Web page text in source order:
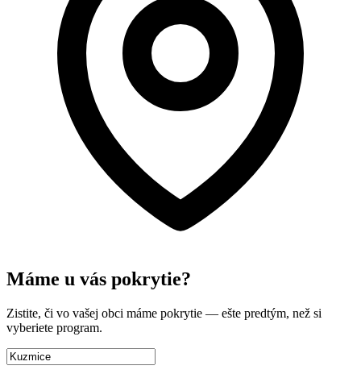
Máme u vás pokrytie?
Zistite, či vo vašej obci máme pokrytie — ešte predtým, než si
vyberiete program.